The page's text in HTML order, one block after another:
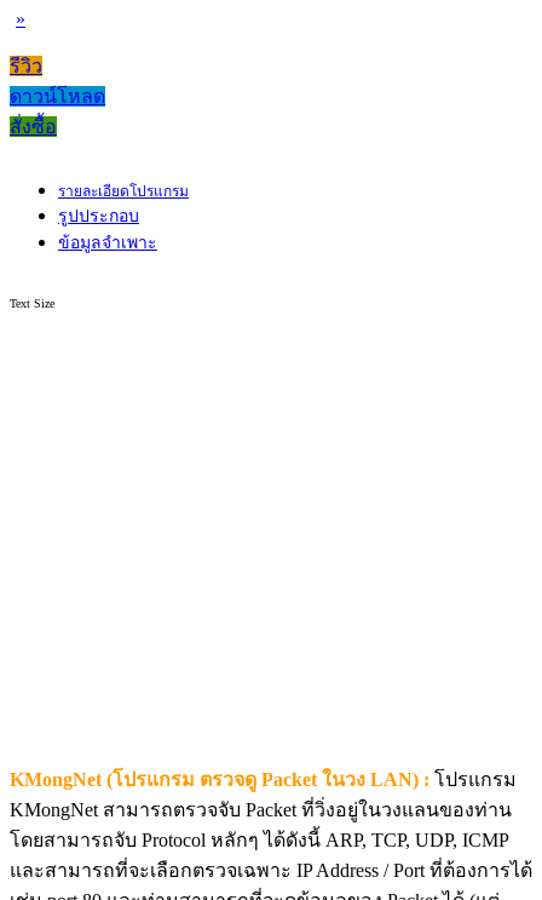
»
รีวิว
ดาวน์โหลด
สั่งซื้อ
รายละเอียดโปรแกรม
รูปประกอบ
ข้อมูลจำเพาะ
Text Size
KMongNet (โปรแกรม ตรวจดู Packet ในวง LAN) : โปรแกรม
KMongNet สามารถตรวจจับ Packet ที่วิ่งอยู่ในวงแลนของท่าน
โดยสามารถจับ Protocol หลักๆ ได้ดังนี้ ARP, TCP, UDP, ICMP
และสามารถที่จะเลือกตรวจเฉพาะ IP Address / Port ที่ต้องการได้